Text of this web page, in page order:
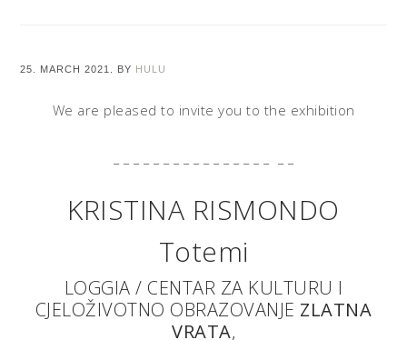
25. MARCH 2021. BY HULU
We are pleased to invite you to the exhibition
KRISTINA RISMONDO
Totemi
LOGGIA / CENTAR ZA KULTURU I
CJELOŽIVOTNO OBRAZOVANJE ZLATNA
VRATA,